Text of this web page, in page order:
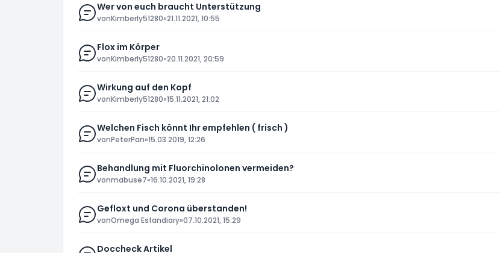
Wer von euch braucht Unterstützung
vonKimberly51280»21.11.2021, 10:55
Flox im Körper
vonKimberly51280»20.11.2021, 20:59
Wirkung auf den Kopf
vonKimberly51280»15.11.2021, 21:02
Welchen Fisch könnt Ihr empfehlen ( frisch )
vonPeterPan»15.03.2019, 12:26
Behandlung mit Fluorchinolonen vermeiden?
vonmabuse7»16.10.2021, 19:28
Gefloxt und Corona überstanden!
vonOmega Esfandiary»07.10.2021, 15:29
Doccheck Artikel